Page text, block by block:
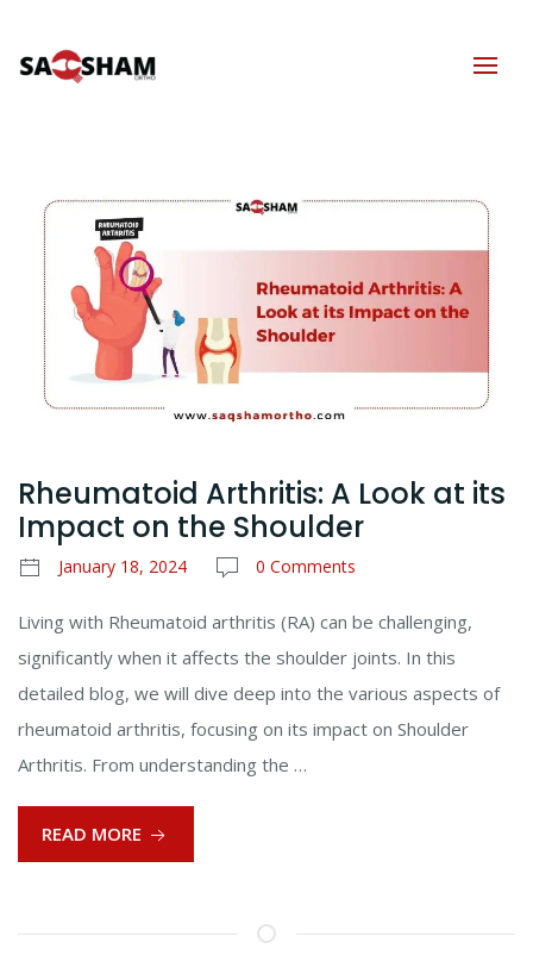
Rheumatoid Arthritis: A Look at its
Impact on the Shoulder
January 18, 2024 0 Comments
Living with Rheumatoid arthritis (RA) can be challenging,
significantly when it affects the shoulder joints. In this
detailed blog, we will dive deep into the various aspects of
rheumatoid arthritis, focusing on its impact on Shoulder
Arthritis. From understanding the …
READ MORE